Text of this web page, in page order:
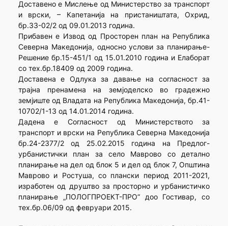
Доставено е Мислењe од Министерство за транспорт
и врски, – Капетанија на пристаништата, Охрид,
бр.33-02/2 од 09.01.2013 година.
Прибавен е Извод од Просторен план на Република
Северна Македонија, односно услови за планирање-
Решение бр.15-451/1 од 15.01.2010 година и Елаборат
со тех.бр.18409 од 2009 година.
Доставена е Одлука за давање на согласност за
трајна пренамена на земјоделско во градежно
земјиште од Владата на Република Македонија, бр.41-
10702/1-13 од 14.01.2014 година.
Дадена е Согласност од Министерството за
транспорт и врски на Република Северна Македонија
бр.24-2377/2 од 25.02.2015 година на Предлог-
урбанистички план за село Маврово со детално
планирање на дел од блок 5 и дел од блок 7, Општина
Маврово и Ростуша, со плански период 2011-2021,
изработен од друштво за просторно и урбанистичко
планирање „ПОЛОГПРОЕКТ-ПРО“ доо Гостивар, со
тех.бр.06/09 од февруари 2015.